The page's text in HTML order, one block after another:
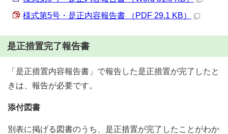
様式第5号・是正内容報告書 （PDF 29.1 KB）
是正措置完了報告書
「是正措置内容報告書」で報告した是正措置が完了したと
きは、報告が必要です。
添付図書
別表に掲げる図書のうち、是正措置が完了したことがわか